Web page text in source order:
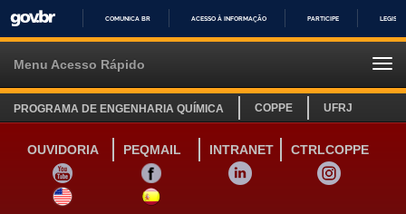
IR
COMUNICA BR ACESSO À INFORMAÇÃO PARTICIPE
Menu Acesso Rápido
PROGRAMA DE ENGENHARIA QUÍMICA COPPE UFRJ
OUVIDORIA PEQMAIL INTRANET
CTRLCOPPE
YOUTUBE
FACEBOOK LINKEDIN
INSTAGRAM
SITE INGLÊS
LINK SITE ESPANHOL